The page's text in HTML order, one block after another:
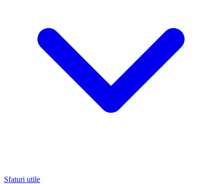
Sfaturi utile